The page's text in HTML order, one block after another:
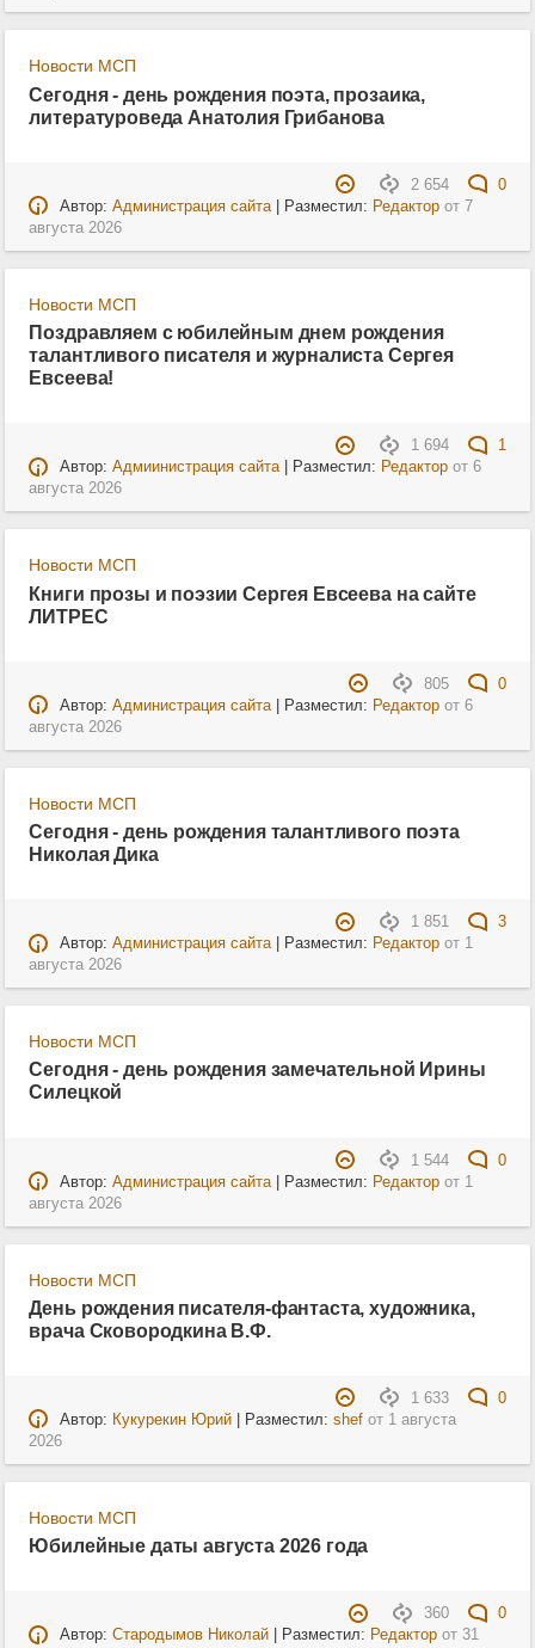
Новости МСП
Сегодня - день рождения поэта, прозаика,
литературоведа Анатолия Грибанова
2 654
0
Автор: Администрация сайта| Разместил: Редакторот 7
августа 2026
Новости МСП
Поздравляем с юбилейным днем рождения
талантливого писателя и журналиста Сергея
Евсеева!
1 694
1
Автор: Адмиинистрация сайта| Разместил: Редакторот 6
августа 2026
Новости МСП
Книги прозы и поэзии Сергея Евсеева на сайте
ЛИТРЕС
805
0
Автор: Администрация сайта| Разместил: Редакторот 6
августа 2026
Новости МСП
Сегодня - день рождения талантливого поэта
Николая Дика
1 851
3
Автор: Администрация сайта| Разместил: Редакторот 1
августа 2026
Новости МСП
Сегодня - день рождения замечательной Ирины
Силецкой
1 544
0
Автор: Администрация сайта| Разместил: Редакторот 1
августа 2026
Новости МСП
День рождения писателя-фантаста, художника,
врача Сковородкина В.Ф.
1 633
0
Автор: Кукурекин Юрий| Разместил: shefот 1 августа
2026
Новости МСП
Юбилейные даты августа 2026 года
360
0
Автор: Стародымов Николай| Разместил: Редакторот 31